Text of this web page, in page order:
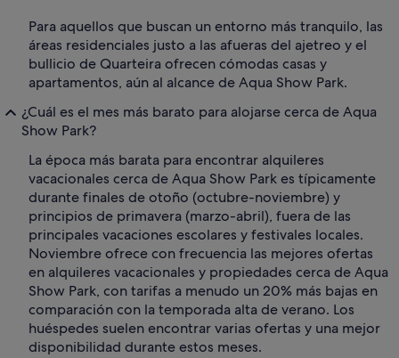
Para aquellos que buscan un entorno más tranquilo, las
áreas residenciales justo a las afueras del ajetreo y el
bullicio de Quarteira ofrecen cómodas casas y
apartamentos, aún al alcance de Aqua Show Park.
¿Cuál es el mes más barato para alojarse cerca de Aqua
Show Park?
La época más barata para encontrar alquileres
vacacionales cerca de Aqua Show Park es típicamente
durante finales de otoño (octubre-noviembre) y
principios de primavera (marzo-abril), fuera de las
principales vacaciones escolares y festivales locales.
Noviembre ofrece con frecuencia las mejores ofertas
en alquileres vacacionales y propiedades cerca de Aqua
Show Park, con tarifas a menudo un 20% más bajas en
comparación con la temporada alta de verano. Los
huéspedes suelen encontrar varias ofertas y una mejor
disponibilidad durante estos meses.